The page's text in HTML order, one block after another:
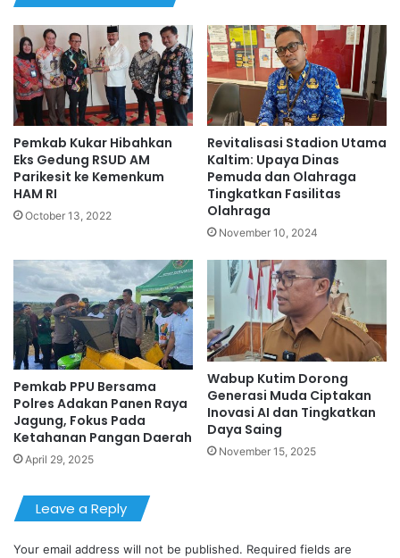
Pemkab Kukar Hibahkan
Eks Gedung RSUD AM
Parikesit ke Kemenkum
HAM RI
October 13, 2022
Revitalisasi Stadion Utama
Kaltim: Upaya Dinas
Pemuda dan Olahraga
Tingkatkan Fasilitas
Olahraga
November 10, 2024
Pemkab PPU Bersama
Polres Adakan Panen Raya
Jagung, Fokus Pada
Ketahanan Pangan Daerah
April 29, 2025
Wabup Kutim Dorong
Generasi Muda Ciptakan
Inovasi AI dan Tingkatkan
Daya Saing
November 15, 2025
Leave a Reply
Your email address will not be published. Required fields are